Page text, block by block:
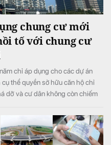
chung cư mới
tố với chung cư
chỉ áp dụng cho các dự án
thể quyền sở hữu căn hộ chỉ
dỡ và cư dân không còn chiếm